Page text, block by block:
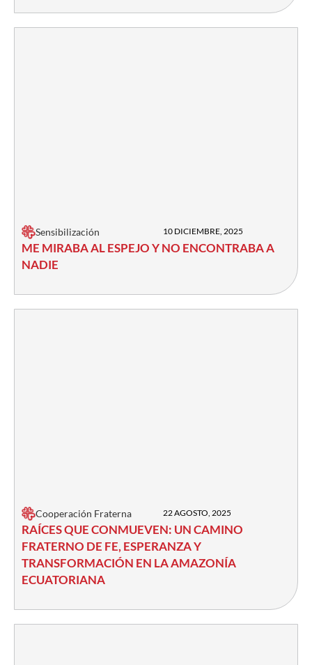
Sensibilización 10 DICIEMBRE, 2025
ME MIRABA AL ESPEJO Y NO ENCONTRABA A
NADIE
Cooperación Fraterna 22 AGOSTO, 2025
RAÍCES QUE CONMUEVEN: UN CAMINO
FRATERNO DE FE, ESPERANZA Y
TRANSFORMACIÓN EN LA AMAZONÍA
ECUATORIANA